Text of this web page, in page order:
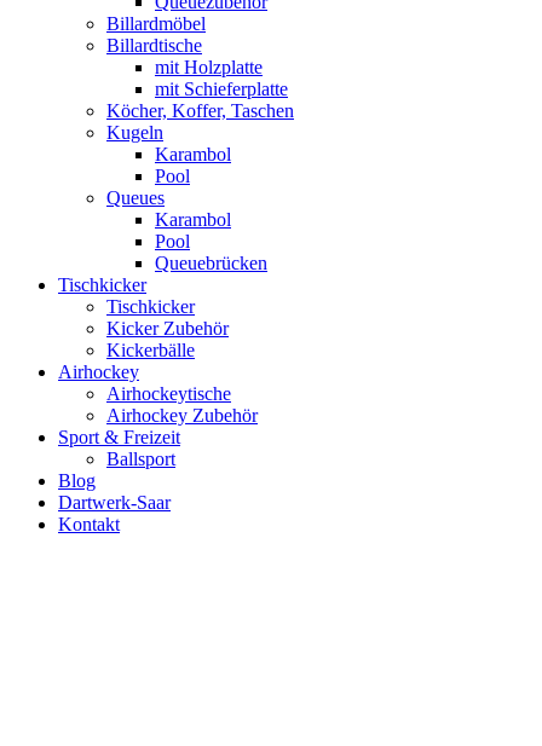
Billardmöbel
Billardtische
mit Holzplatte
mit Schieferplatte
Köcher, Koffer, Taschen
Kugeln
Karambol
Pool
Queues
Karambol
Pool
Queuebrücken
Tischkicker
Tischkicker
Kicker Zubehör
Kickerbälle
Airhockey
Airhockeytische
Airhockey Zubehör
Sport & Freizeit
Ballsport
Blog
Dartwerk-Saar
Kontakt